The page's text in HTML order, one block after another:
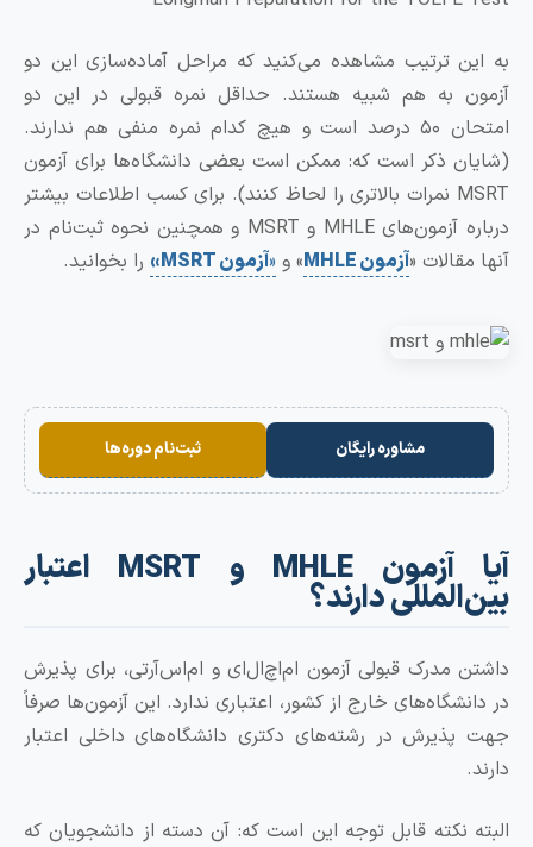
ترتیب مشاهده می‌کنید که مراحل آماده‌سازی این دو
به هم شبیه هستند. حداقل نمره قبولی در این دو
امتحان ۵۰ درصد است و هیچ کدام نمره منفی هم ندارند.
ذکر است که: ممکن است بعضی دانشگاه‌ها برای آزمون
MSRT نمرات بالاتری را لحاظ کنند). برای کسب اطلاعات بیشتر
درباره آزمون‌های MHLE و MSRT و همچنین نحوه ثبت‌نام در
« آزمون MHLE» و«آزمون MSRT
»را بخوانید.
مشاوره رایگان ثبت‌نام دوره‌ها
آیا آزمون MHLE و MSRT اعتبار
دارند؟
مدرک قبولی آزمون ام‌اچ‌ال‌ای و ام‌اس‌آرتی، برای پذیرش
خارج از کشور، اعتباری ندارد. این آزمون‌ها صرفاً
در رشته‌های دکتری دانشگاه‌های داخلی اعتبار
نکته قابل توجه این است که: آن دسته از دانشجویان که